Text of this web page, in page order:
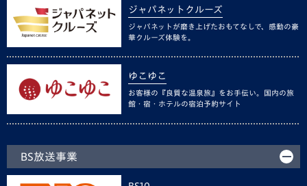
ジャパネットクルーズ
ジャパネットが磨き上げたおもてなしで、感動の豪
華クルーズ体験を。
ゆこゆこ
お客様の『良質な温泉旅』をお手伝い。国内の旅
館・宿・ホテルの宿泊予約サイト
BS放送事業